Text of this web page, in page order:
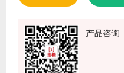
产品咨询